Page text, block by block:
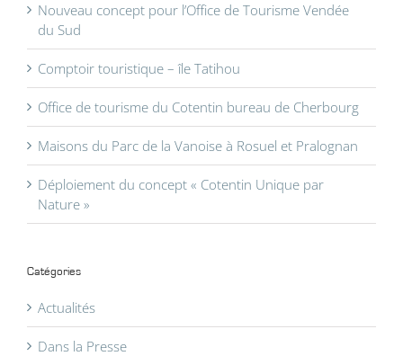
Nouveau concept pour l’Office de Tourisme Vendée
du Sud
Comptoir touristique – île Tatihou
Office de tourisme du Cotentin bureau de Cherbourg
Maisons du Parc de la Vanoise à Rosuel et Pralognan
Déploiement du concept « Cotentin Unique par
Nature »
Catégories
Actualités
Dans la Presse